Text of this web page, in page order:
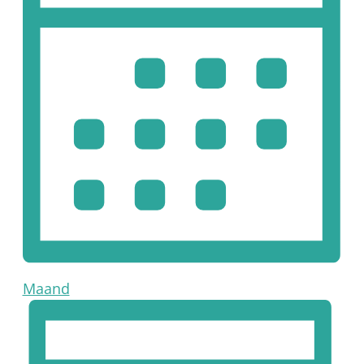
Maand